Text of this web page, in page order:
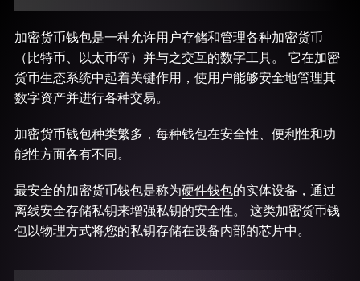
加密货币钱包是一种允许用户存储和管理各种加密货币
（比特币、以太币等）并与之交互的数字工具。 它在加密
货币生态系统中起着关键作用，使用户能够安全地管理其
数字资产并进行各种交易。
加密货币钱包种类繁多，每种钱包在安全性、便利性和功
能性方面各有不同。
最安全的加密货币钱包是称为硬件钱包的实体设备，通过
离线安全存储私钥来增强私钥的安全性。 这类加密货币钱
包以物理方式将您的私钥存储在设备内部的芯片中。